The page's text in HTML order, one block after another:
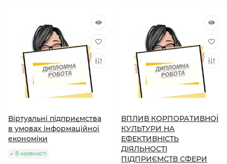
Віртуальні підприємства
в умовах інформаційної
економіки
В наявності
ВПЛИВ КОРПОРАТИВНОЇ
КУЛЬТУРИ НА
ЕФЕКТИВНІСТЬ
ДІЯЛЬНОСТІ
ПІДПРИЄМСТВ СФЕРИ